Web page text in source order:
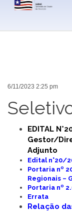
6/11/2023 2:25 pm
EDITAL
Gestor/
Adjunto
Edital n°20/
Portaria nº
Regionais –
Portaria nº
Errata
Relação